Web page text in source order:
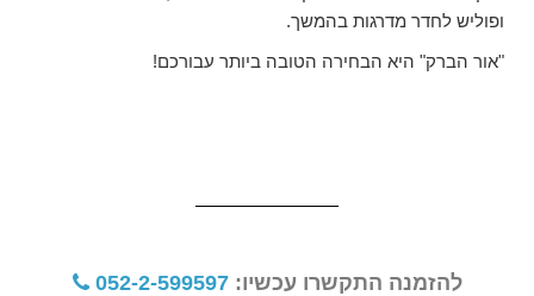
ופוליש לחדר מדרגות בהמשך.
"אור הברק" היא הבחירה הטובה ביותר עבורכם!
להזמנה התקשרו עכשיו: 052-2-599597